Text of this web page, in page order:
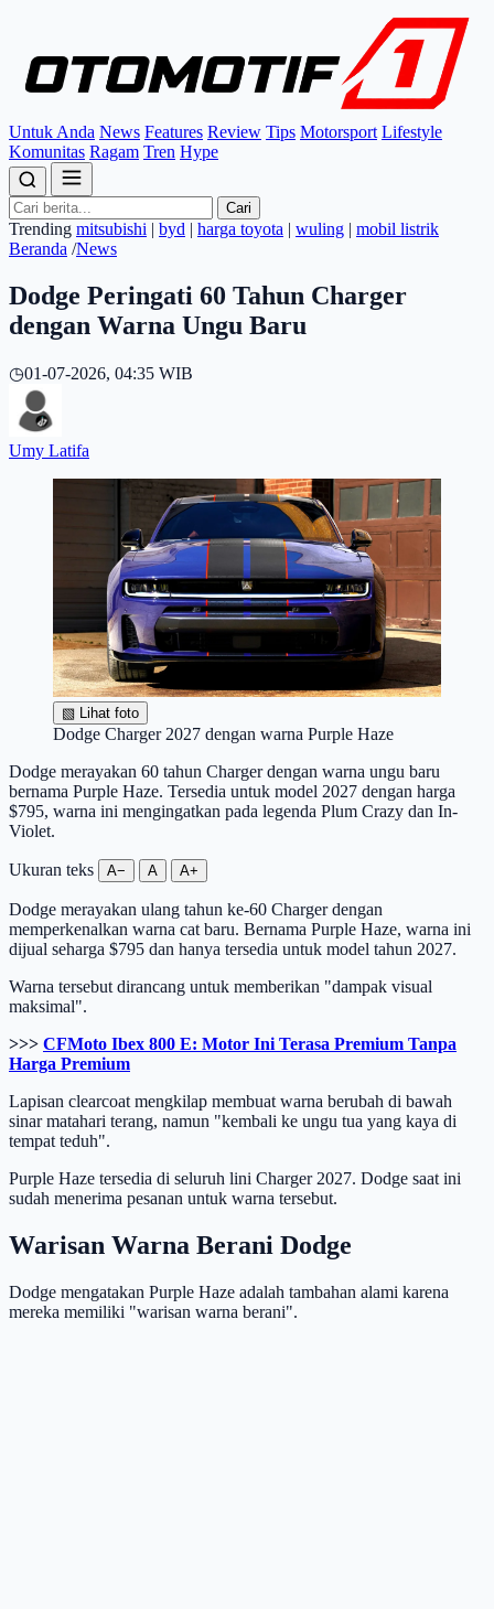
Untuk Anda News Features Review Tips Motorsport Lifestyle
Komunitas Ragam Tren Hype
Cari
Trending mitsubishi | byd | harga toyota | wuling | mobil listrik
Beranda /News
Dodge Peringati 60 Tahun Charger
dengan Warna Ungu Baru
◷01-07-2026, 04:35 WIB
Umy Latifa
▧ Lihat foto
Dodge Charger 2027 dengan warna Purple Haze
Dodge merayakan 60 tahun Charger dengan warna ungu baru
bernama Purple Haze. Tersedia untuk model 2027 dengan harga
$795, warna ini mengingatkan pada legenda Plum Crazy dan In-
Violet.
Ukuran teks A− A A+
Dodge merayakan ulang tahun ke-60 Charger dengan
memperkenalkan warna cat baru. Bernama Purple Haze, warna ini
dijual seharga $795 dan hanya tersedia untuk model tahun 2027.
Warna tersebut dirancang untuk memberikan "dampak visual
maksimal".
>>> CFMoto Ibex 800 E: Motor Ini Terasa Premium Tanpa
Harga Premium
Lapisan clearcoat mengkilap membuat warna berubah di bawah
sinar matahari terang, namun "kembali ke ungu tua yang kaya di
tempat teduh".
Purple Haze tersedia di seluruh lini Charger 2027. Dodge saat ini
sudah menerima pesanan untuk warna tersebut.
Warisan Warna Berani Dodge
Dodge mengatakan Purple Haze adalah tambahan alami karena
mereka memiliki "warisan warna berani".